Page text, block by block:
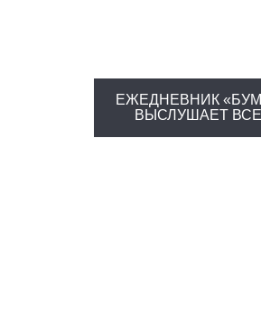
ЕЖЕДНЕВНИК
ВЫСЛУШАЕТ